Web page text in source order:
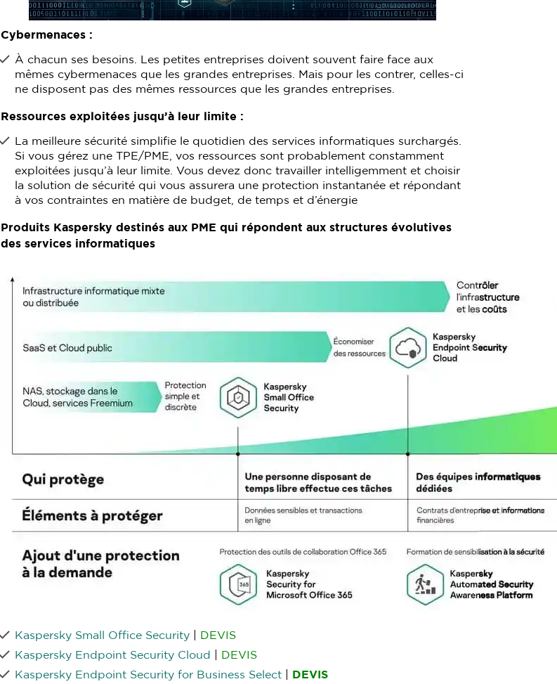
Cybermenaces :
À chacun ses besoins. Les petites entreprises doivent souvent faire face aux
mêmes cybermenaces que les grandes entreprises. Mais pour les contrer, celles-ci
ne disposent pas des mêmes ressources que les grandes entreprises.
Ressources exploitées jusqu’à leur limite :
La meilleure sécurité simplifie le quotidien des services informatiques surchargés.
Si vous gérez une TPE/PME, vos ressources sont probablement constamment
exploitées jusqu’à leur limite. Vous devez donc travailler intelligemment et choisir
la solution de sécurité qui vous assurera une protection instantanée et répondant
à vos contraintes en matière de budget, de temps et d’énergie
Produits Kaspersky destinés aux PME qui répondent aux structures évolutives
des services informatiques
Kaspersky Small Office Security
DEVIS
Kaspersky Endpoint Security Cloud
DEVIS
Kaspersky Endpoint Security for Business Select
DEVIS